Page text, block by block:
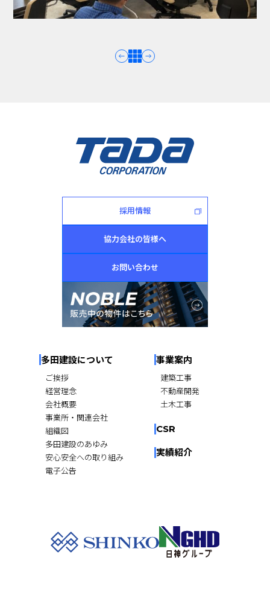
採用情報
協力会社の皆様へ
お問い合わせ
多田建設について
ご挨拶
経営理念
会社概要
事業所・関連会社
組織図
多田建設のあゆみ
安心安全への取り組み
電子公告
事業案内
建築工事
不動産開発
土木工事
CSR
実績紹介